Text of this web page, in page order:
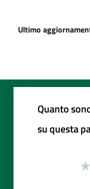
Ultimo
Quanto
su questa